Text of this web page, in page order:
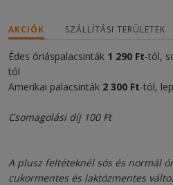
AKCIÓK SZÁLLÍTÁSI TERÜLETEK
Édes óriáspalacsinták 1 290 Ft-tól,
tól
Amerikai palacsinták 2 300 Ft-tól,
Csomagolási díj 100 Ft
A plusz feltéteknél sós és normál
cukormentes és laktózmentes